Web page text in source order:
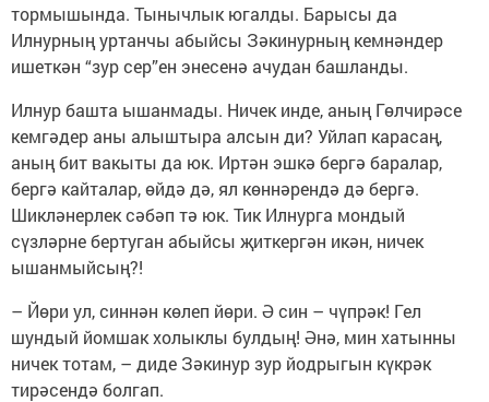
тормышында. Тынычлык югалды. Барысы да
Илнурның уртанчы абыйсы Зәкинурның кемнәндер
ишеткән “зур сер”ен энесенә ачудан башланды.
Илнур башта ышанмады. Ничек инде, аның Гөлчирәсе
кемгәдер аны алыштыра алсын ди? Уйлап карасаң,
аның бит вакыты да юк. Иртән эшкә бергә баралар,
бергә кайталар, өйдә дә, ял көннәрендә дә бергә.
Шикләнерлек сәбәп тә юк. Тик Илнурга мондый
сүзләрне бертуган абыйсы җиткергән икән, ничек
ышанмыйсың?!
– Йөри ул, синнән көлеп йөри. Ә син – чүпрәк! Гел
шундый йомшак холыклы булдың! Әнә, мин хатынны
ничек тотам, – диде Зәкинур зур йодрыгын күкрәк
тирәсендә болгап.